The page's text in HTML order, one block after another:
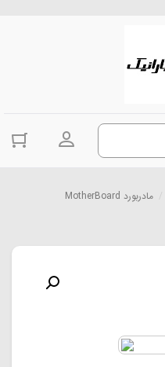
ورود به
مادربورد MotherBoard